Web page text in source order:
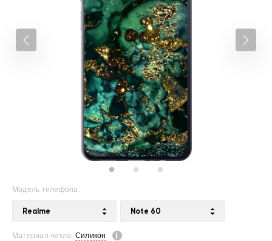
Модель телефона:
Realme Note 60
Материал чехла: Силикон